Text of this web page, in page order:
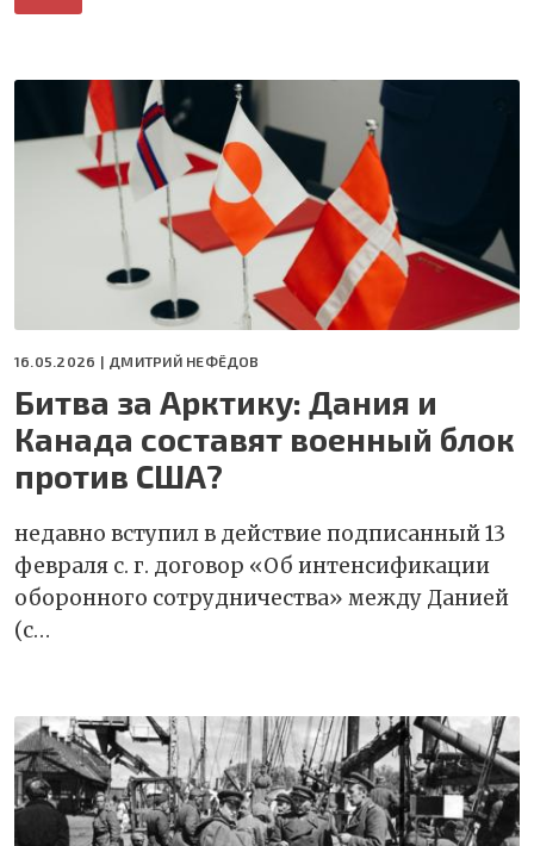
16.05.2026 | ДМИТРИЙ НЕФЁДОВ
Битва за Арктику: Дания и
Канада составят военный блок
против США?
недавно вступил в действие подписанный 13
февраля с. г. договор «Об интенсификации
оборонного сотрудничества» между Данией
(с…